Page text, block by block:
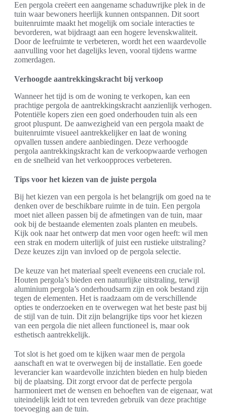
Een pergola creëert een aangename schaduwrijke plek in de
tuin waar bewoners heerlijk kunnen ontspannen. Dit soort
buitenruimte maakt het mogelijk om sociale interacties te
bevorderen, wat bijdraagt aan een hogere levenskwaliteit.
Door de leefruimte te verbeteren, wordt het een waardevolle
aanvulling voor het dagelijks leven, vooral tijdens warme
zomerdagen.
Verhoogde aantrekkingskracht bij verkoop
Wanneer het tijd is om de woning te verkopen, kan een
prachtige pergola de aantrekkingskracht aanzienlijk verhogen.
Potentiële kopers zien een goed onderhouden tuin als een
groot pluspunt. De aanwezigheid van een pergola maakt de
buitenruimte visueel aantrekkelijker en laat de woning
opvallen tussen andere aanbiedingen. Deze verhoogde
pergola aantrekkingskracht kan de verkoopwaarde verhogen
en de snelheid van het verkoopproces verbeteren.
Tips voor het kiezen van de juiste pergola
Bij het kiezen van een pergola is het belangrijk om goed na te
denken over de beschikbare ruimte in de tuin. Een pergola
moet niet alleen passen bij de afmetingen van de tuin, maar
ook bij de bestaande elementen zoals planten en meubels.
Kijk ook naar het ontwerp dat men voor ogen heeft: wil men
een strak en modern uiterlijk of juist een rustieke uitstraling?
Deze keuzes zijn van invloed op de pergola selectie.
De keuze van het materiaal speelt eveneens een cruciale rol.
Houten pergola’s bieden een natuurlijke uitstraling, terwijl
aluminium pergola’s onderhoudsarm zijn en ook bestand zijn
tegen de elementen. Het is raadzaam om de verschillende
opties te onderzoeken en te overwegen wat het beste past bij
de stijl van de tuin. Dit zijn belangrijke tips voor het kiezen
van een pergola die niet alleen functioneel is, maar ook
esthetisch aantrekkelijk.
Tot slot is het goed om te kijken waar men de pergola
aanschaft en wat te overwegen bij de installatie. Een goede
leverancier kan waardevolle inzichten bieden en hulp bieden
bij de plaatsing. Dit zorgt ervoor dat de perfecte pergola
harmonieert met de wensen en behoeften van de eigenaar, wat
uiteindelijk leidt tot een tevreden gebruik van deze prachtige
toevoeging aan de tuin.